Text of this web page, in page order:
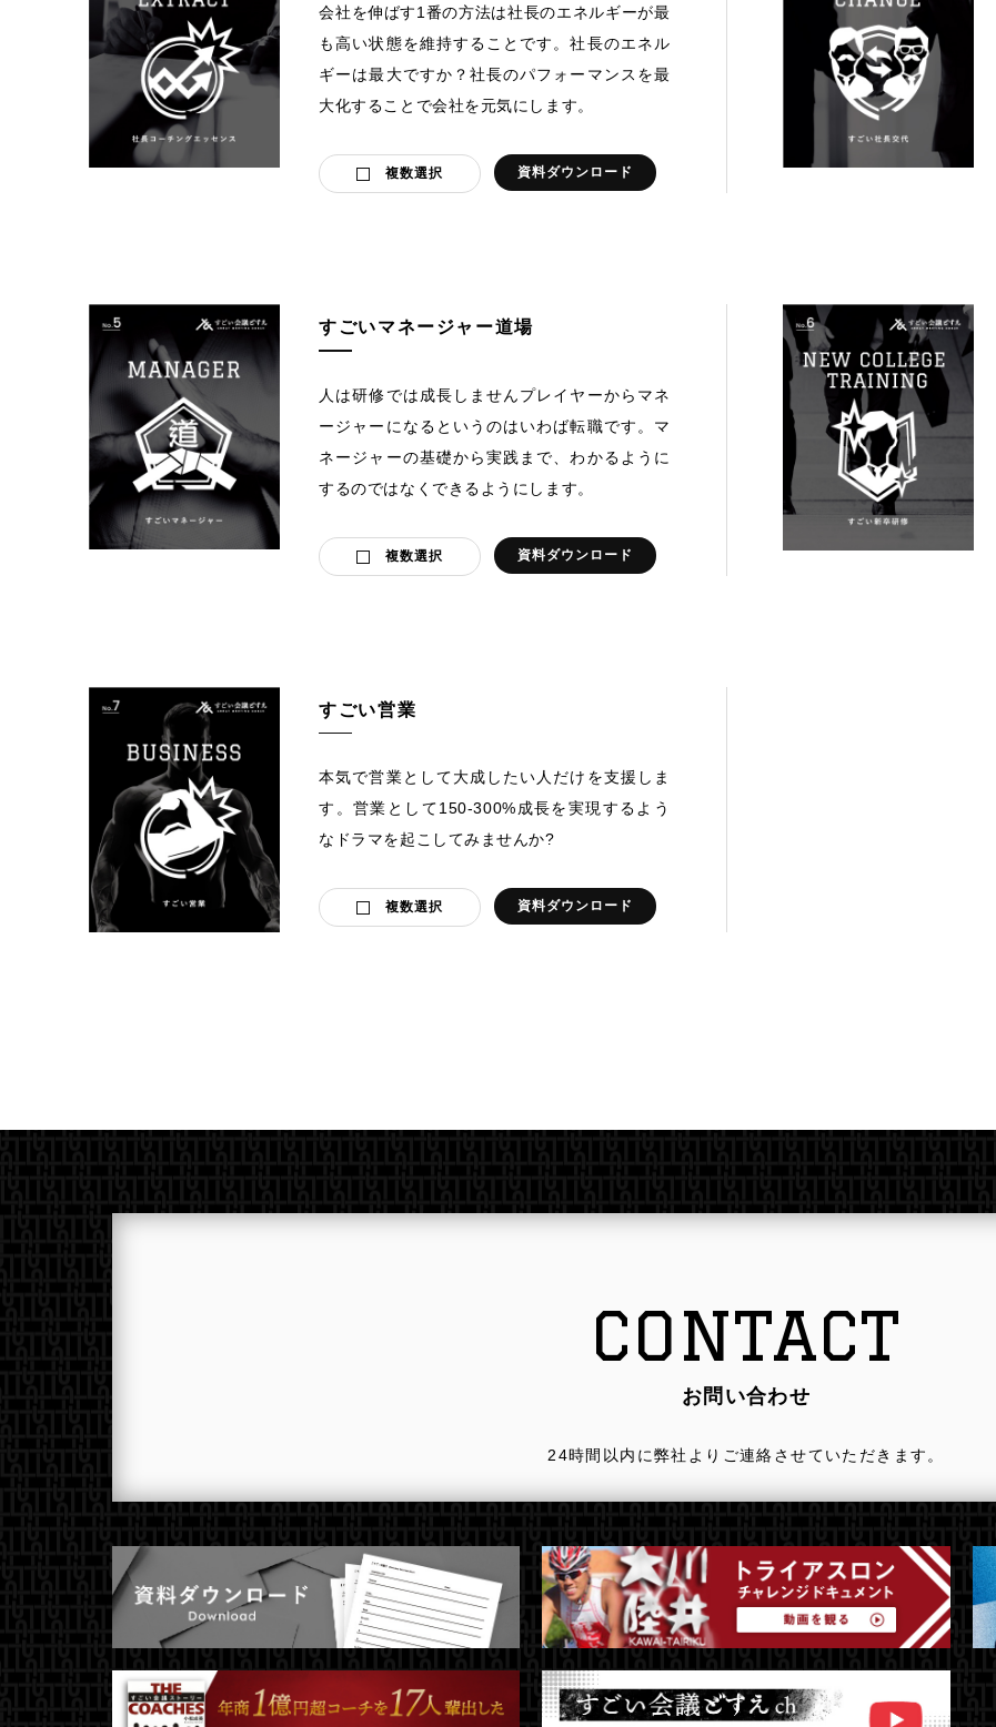
会社を伸ばす1番の方法は社長のエネルギーが最
も高い状態を維持することです。社長のエネル
ギーは最大ですか？社長のパフォーマンスを最
大化することで会社を元気にします。
複数選択 資料ダウンロード
すごいマネージャー道場
人は研修では成長しませんプレイヤーからマネ
ージャーになるというのはいわば転職です。マ
ネージャーの基礎から実践まで、わかるように
するのではなくできるようにします。
複数選択 資料ダウンロード
すごい営業
本気で営業として大成したい人だけを支援しま
す。営業として150-300%成長を実現するよう
なドラマを起こしてみませんか?
複数選択 資料ダウンロード
CONTACT
お問い合わせ
24時間以内に弊社よりご連絡させていただきます。